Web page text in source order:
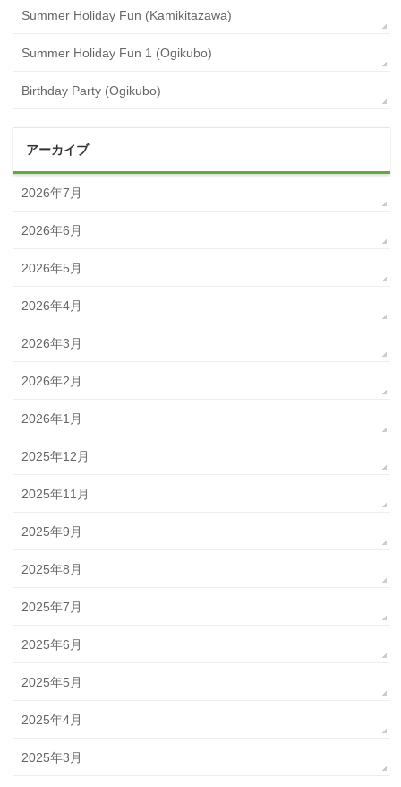
Summer Holiday Fun (Kamikitazawa)
Summer Holiday Fun 1 (Ogikubo)
Birthday Party (Ogikubo)
アーカイブ
2026年7月
2026年6月
2026年5月
2026年4月
2026年3月
2026年2月
2026年1月
2025年12月
2025年11月
2025年9月
2025年8月
2025年7月
2025年6月
2025年5月
2025年4月
2025年3月